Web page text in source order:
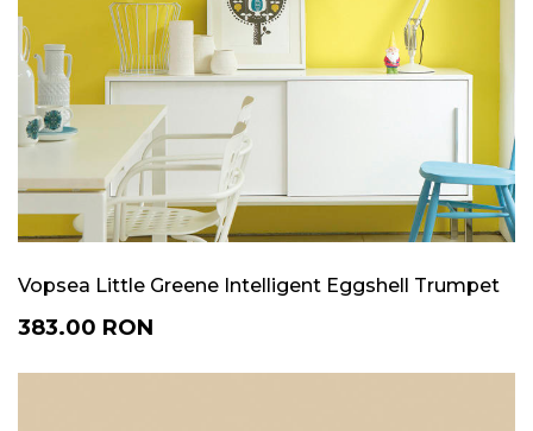
Vopsea Little Greene Intelligent Eggshell Trumpet
383.00 RON